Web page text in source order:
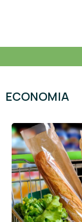
ECONOMIA